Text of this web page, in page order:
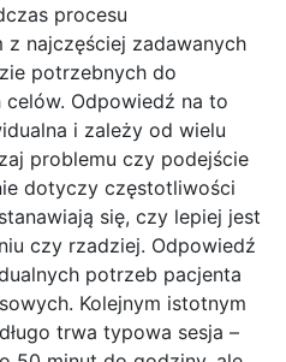
procesu
najczęściej zadawanych
potrzebnych do
Odpowiedź na to
i zależy od wielu
problemu czy podejście
dotyczy częstotliwości
się, czy lepiej jest
czy rzadziej. Odpowiedź
potrzeb pacjenta
Kolejnym istotnym
trwa typowa sesja –